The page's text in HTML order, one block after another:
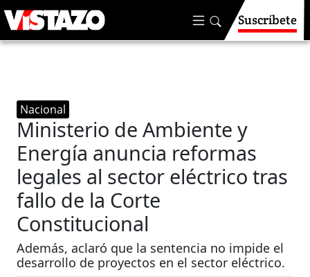
Suscríbete
Nacional
Ministerio de Ambiente y
Energía anuncia reformas
legales al sector eléctrico tras
fallo de la Corte
Constitucional
Además, aclaró que la sentencia no impide el
desarrollo de proyectos en el sector eléctrico.